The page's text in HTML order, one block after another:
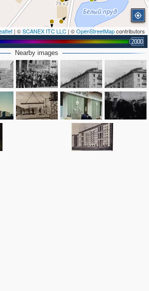
| ©SCANEX ITC LLC | ©OpenStreetMapcontributors
2000
Nearby images